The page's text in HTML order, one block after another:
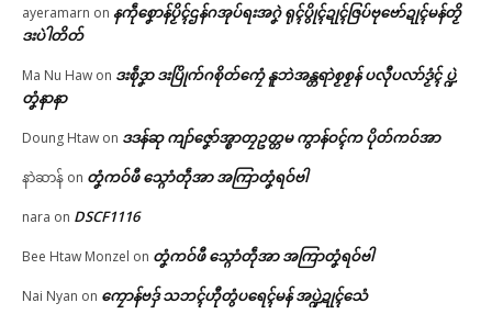
ဌာန်ပရိုၚ်ဗၠးၜးမန်
ရုဲစှ်
🏛 လညာတ်ပါ်ပဲါ
Related
မန် ဒးလုပ်ကေတ်တာလျိုၚ် ယိုက်
ဂၠေၚ်ပၞာန်မန်ဂှ် ဇြိုၚ်မံၚ်စိုတ်ဟာ …
June 12, 2026
မန်ပ္ဍဲ မန်မ္ၚး သ္ဒးဒှ်မွဲမှပ် မွဲကသပ်
May 21, 2026
ayeramarn on နကဵုစၞောန်ပၟိၚ်ဌန်ဂအုပ်ရးအဂၞဲ ရုၚ်ပွိုၚ်ဍုၚ်ဇြပ်ဗုဗော်ဍုၚ်မန်တၟိ
ဒးပဲါတိတ်
Ma Nu Haw on ဒးစဵုဒၞာ ဒးပြိုက်ဂစိုတ်ကၠေံ နူဘဲအန္တရာဲစၟစၟန် ပလီုပလာ်ဒၟံၚ် ပ္ဍဲ
တၞံနာနာ
Doung Htaw on ဒဒန်ဆု ကျာ်ဇၞော်အ္စာတၠဥတ္တမ ကွာန်ဝၚ်က ပိုတ်ကဝ်အာ
နာဲဆာန် on တၞံကဝ်ဖီ သ္ဂောံတဵုအာ အကြာတၞံရဝ်ဗါ
nara on DSCF1116
Bee Htaw Monzel on တၞံကဝ်ဖီ သ္ဂောံတဵုအာ အကြာတၞံရဝ်ဗါ
Nai Nyan on ကၠောန်ဗဒှ် သဘၚ်ဟီုတွံပရေၚ်မန် အပ္ဍဲဍုၚ်သေံ